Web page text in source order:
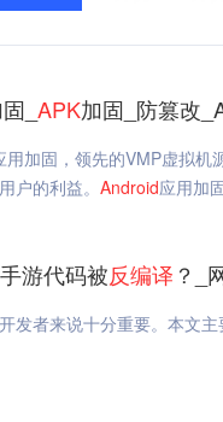
_ APK加固_防篡改
用加固，领先的VMP虚拟机
户的利益。 Android应用加
游代码被反编译 ？_
发者来说十分重要。本文